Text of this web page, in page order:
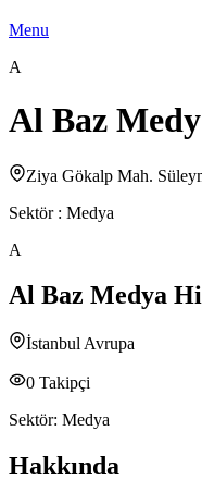
Menu
A
Al Baz
Ziya Gökalp Mah.
Sektör : Medya
A
Al Baz Medya
İstanbul Avrupa
0 Takipçi
Sektör: Medya
Hakkında